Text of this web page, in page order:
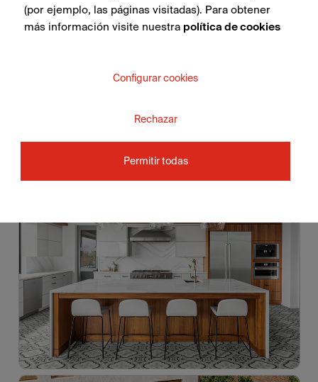
(por ejemplo, las páginas visitadas). Para obtener
más información visite nuestra política de cookies
Configurar cookies
Rechazar
Permitir todas